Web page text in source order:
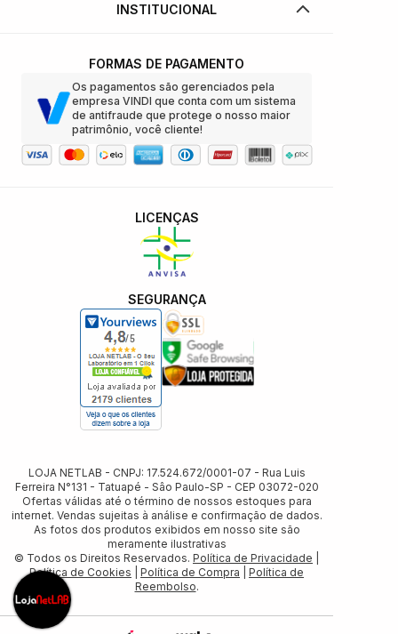
INSTITUCIONAL
FORMAS DE PAGAMENTO
Os pagamentos são gerenciados pela
empresa VINDI que conta com um sistema
de antifraude que protege o nosso maior
patrimônio, você cliente!
SEGURANÇA
LICENÇAS
LOJA NETLAB - CNPJ: 17.524.672/0001-07 - Rua Luis
Ferreira N°131 - Tatuapé - Sâo Paulo-SP - CEP 03072-020
Ofertas válidas até o término de nossos estoques para
internet. Vendas sujeitas à análise e confirmação de dados.
As fotos dos produtos exibidos em nosso site são
meramente ilustrativas
© Todos os Direitos Reservados. Política de Privacidade
Política de Cookies
Política de Compra
Política de
Reembolso.